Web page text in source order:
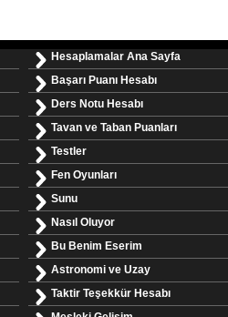
Hesaplamalar Ana Sayfa
Başarı Puanı Hesabı
Ders Notu Hesabı
Tavan ve Taban Puanları
Testler
Fen Oyunları
Sunu
Nasıl Oluyor
Bu Benim Eserim
Astronomi ve Uzay
Taktir Teşekkür Hesabı